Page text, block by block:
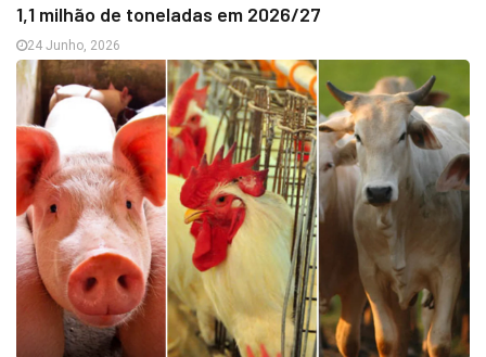
1,1 milhão de toneladas em 2026/27
24 Junho, 2026